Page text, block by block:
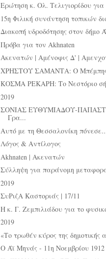
Ερώτηση κ. Ολ. Τελιγιορίδου για
15η Φιλική συνάντηση τοπικών
Διακοπή υδροδότησης στον δήμο
Πρόβα για τον Akhnaten
Ακενατών | Αμένοφις Δ' |
ΧΡΗΣΤΟΥ ΣΑΜΑΝΤΑ: Ο
ΚΟΣΜΑ ΡΕΚΑΡΗ: Το Νεστόριο
2019
ΣΟΝΙΑΣ ΕΥΘΥΜΙΑΔΟΥ-
Γρα...
Αυτό με τη Θεσσαλονίκη πόνεσε...
Λόγος & Αντίλογος
Akhnaten | Ακενατών
Σύλληψη για παράνομη
2019
ΣυΡιζΑ Καστοριάς | 17/11
Η κ. Γ. Ζεμπιλιάδου για το
2019
«Tο τρωθέν κύρος της δημοτικής
Ο Άϊ Μηνάς - 11η Νοεμβρίου 1912